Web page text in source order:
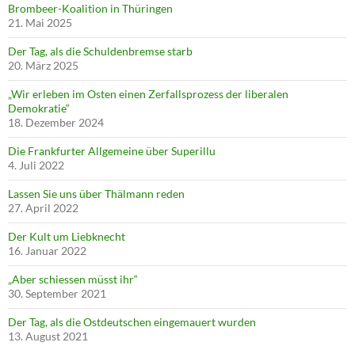
Brombeer-Koalition in Thüringen
21. Mai 2025
Der Tag, als die Schuldenbremse starb
20. März 2025
„Wir erleben im Osten einen Zerfallsprozess der liberalen
Demokratie“
18. Dezember 2024
Die Frankfurter Allgemeine über Superillu
4. Juli 2022
Lassen Sie uns über Thälmann reden
27. April 2022
Der Kult um Liebknecht
16. Januar 2022
„Aber schiessen müsst ihr“
30. September 2021
Der Tag, als die Ostdeutschen eingemauert wurden
13. August 2021